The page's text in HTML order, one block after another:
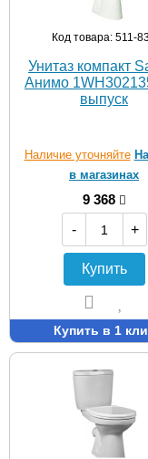
Код товара: 511-
Унитаз компакт
Анимо
выпуск
Наличие уточняйте
в магазинах
9 368
-
+
Купить
Купить в 1